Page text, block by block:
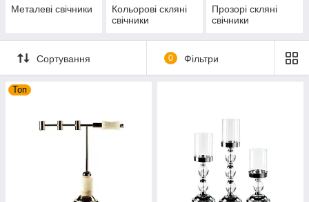
Металеві свічники
Кольорові скляні
свічники
Прозорі скляні
свічники
Сортування 0 Фільтри
Топ